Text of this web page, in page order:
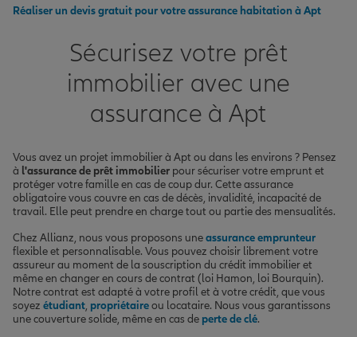
Réaliser un devis gratuit pour votre assurance habitation à Apt
Sécurisez votre prêt
immobilier avec une
assurance à Apt
Vous avez un projet immobilier à Apt ou dans les environs ? Pensez
à l'assurance de prêt immobilier pour sécuriser votre emprunt et
protéger votre famille en cas de coup dur. Cette assurance
obligatoire vous couvre en cas de décès, invalidité, incapacité de
travail. Elle peut prendre en charge tout ou partie des mensualités.
Chez Allianz, nous vous proposons uneassurance emprunteur
flexible et personnalisable. Vous pouvez choisir librement votre
assureur au moment de la souscription du crédit immobilier et
même en changer en cours de contrat (loi Hamon, loi Bourquin).
Notre contrat est adapté à votre profil et à votre crédit, que vous
soyez étudiant, propriétaireou locataire. Nous vous garantissons
une couverture solide, même en cas de perte de clé.